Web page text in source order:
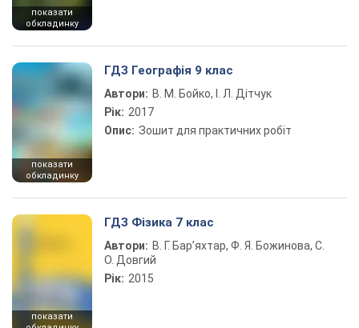
показати
обкладинку
показати
обкладинку
ГДЗ Географія 9 клас
Автори: В. М. Бойко, І. Л. Дітчук
Рік: 2017
Опис: Зошит для практичних робіт
показати
ГДЗ Фізика 7 клас
Автори: В. Г. Бар’яхтар, Ф. Я. Божинова, С.
О. Довгий
Рік: 2015